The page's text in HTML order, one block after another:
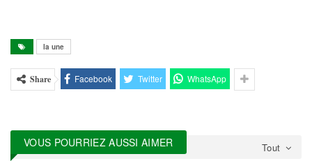
la une
Share Facebook Twitter WhatsApp
Tout
VOUS POURRIEZ AUSSI AIMER